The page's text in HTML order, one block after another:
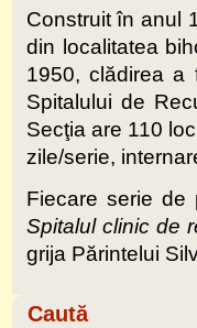
Construit în anul
din localitatea
1950, clădirea a
Spitalului de
Secţia are 110
zile/serie,
Fiecare serie de
Spitalul clinic de
grija Părintelui
Caută